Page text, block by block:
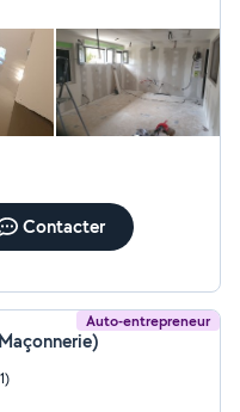
Bricolage, Peinture,
de vos
Contacter
Auto-entrepreneur